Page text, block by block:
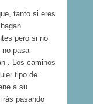
tanto si eres
pero si no
no pasa
. Los caminos
tipo de
a su
pasando